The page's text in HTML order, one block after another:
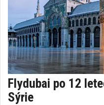
Flydubai po 12
Sýrie